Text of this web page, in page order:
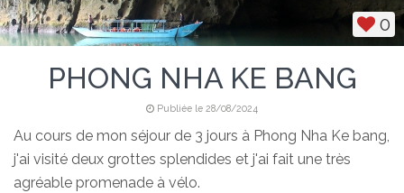
0
PHONG NHA KE BANG
Publiée le 28/08/2024
Au cours de mon séjour de 3 jours à Phong Nha Ke bang,
j'ai visité deux grottes splendides et j'ai fait une très
agréable promenade à vélo.